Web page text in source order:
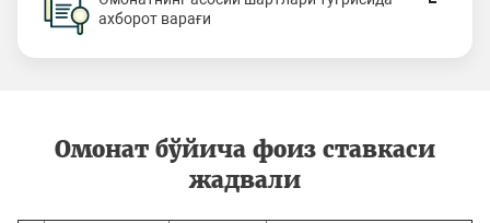
ахборот варағи
Омонат бўйича фоиз ставкаси
жадвали